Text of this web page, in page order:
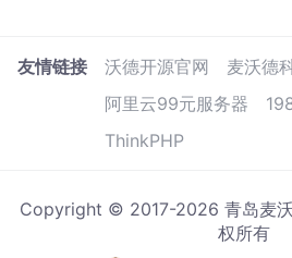
友情链接 沃德开源官网
麦沃德
阿里云99元服务器
ThinkPHP
Copyright © 2017-2026 青岛麦沃
权所有